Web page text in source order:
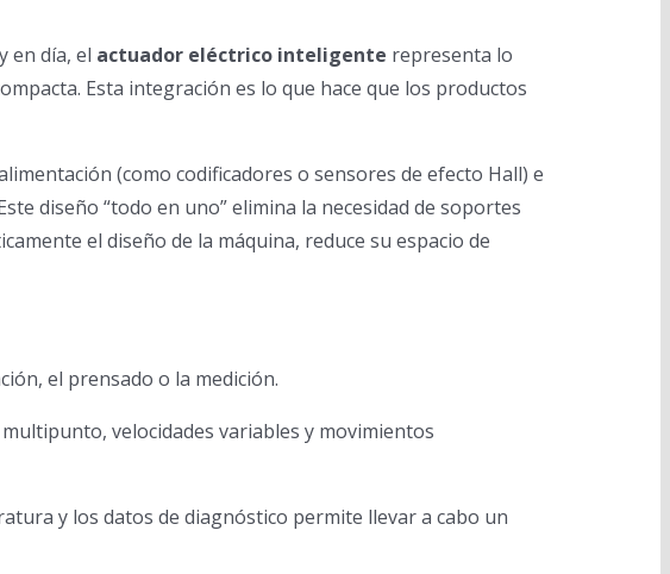
en día, el actuador eléctrico inteligente representa lo
Esta integración es lo que hace que los productos
(como codificadores o sensores de efecto Hall) e
diseño “todo en uno” elimina la necesidad de soportes
el diseño de la máquina, reduce su espacio de
el prensado o la medición.
velocidades variables y movimientos
y los datos de diagnóstico permite llevar a cabo un